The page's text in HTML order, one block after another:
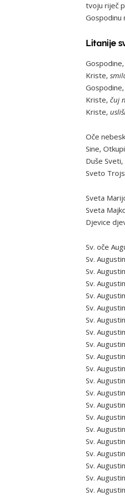
tvoju riječ
Gospodinu
Litanije
Gospodine,
Kriste,
Gospodine,
Kriste, čuj
Kriste,
Oče
Sine,
Duše Sveti,
Sveto
Sveta
Sveta
Djevice
Sv. oče
Sv.
Sv.
Sv.
Sv.
Sv.
Sv.
Sv.
Sv.
Sv.
Sv.
Sv.
Sv.
Sv.
Sv.
Sv.
Sv.
Sv.
Sv.
Sv.
Sv.